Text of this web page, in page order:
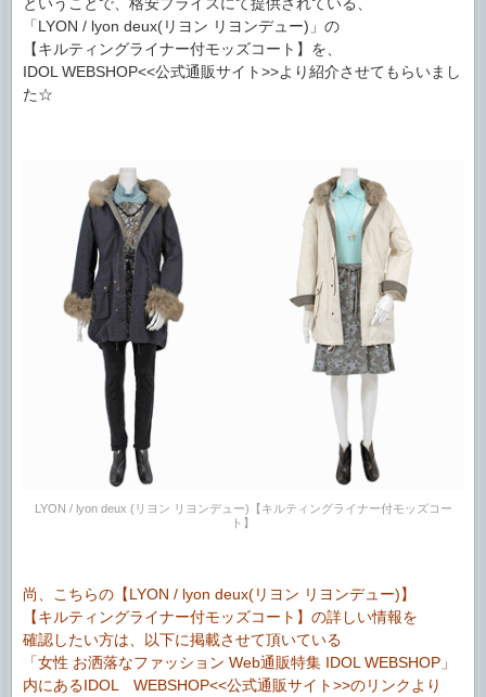
「LYON / lyon deux(リヨン リヨンデュー)」の
【キルティングライナー付モッズコート】を、
IDOL WEBSHOP<<公式通販サイト>>より紹介させてもらいまし
た☆
LYON / lyon deux (リヨン リヨンデュー)【キルティングライナー付モッズコー
ト】
尚、こちらの【LYON / lyon deux(リヨン リヨンデュー)】
【キルティングライナー付モッズコート】の詳しい情報を
確認したい方は、以下に掲載させて頂いている
「女性 お洒落なファッション Web通販特集 IDOL WEBSHOP」
内にあるIDOL WEBSHOP<<公式通販サイト>>のリンクより